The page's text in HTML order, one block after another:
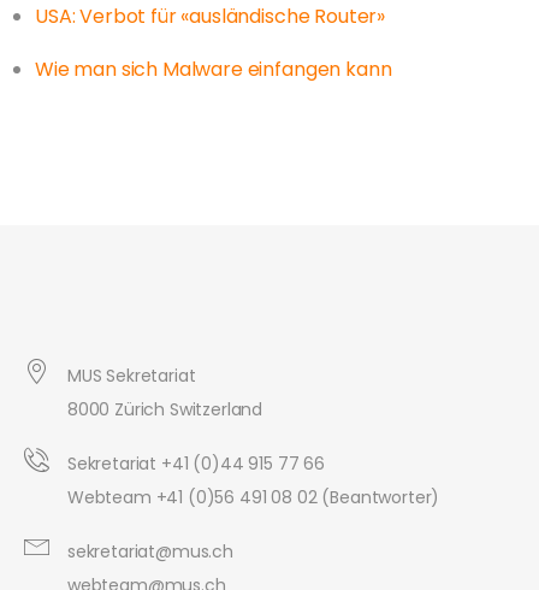
USA: Verbot für «ausländische Router»
Wie man sich Malware einfangen kann
MUS Sekretariat
8000 Zürich Switzerland
Sekretariat +41 (0)44 915 77 66
Webteam +41 (0)56 491 08 02 (Beantworter)
sekretariat@mus.ch
webteam@mus.ch